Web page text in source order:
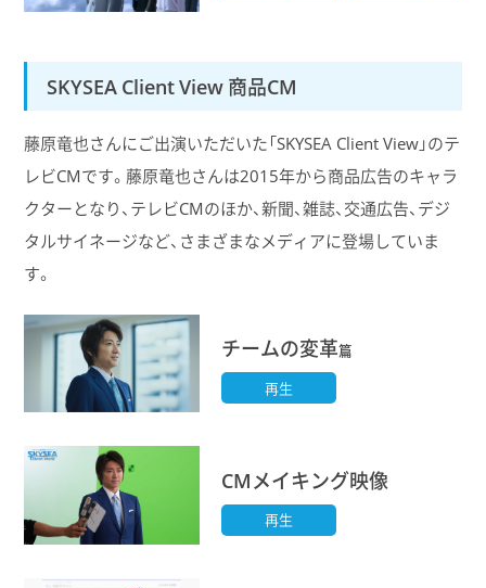
SKYSEA Client View 商品CM
藤原竜也さんにご出演いただいた「SKYSEA Client View」のテ
レビCMです。藤原竜也さんは2015年から商品広告のキャラ
クターとなり、テレビCMのほか、新聞、雑誌、交通広告、デジ
タルサイネージなど、さまざまなメディアに登場していま
す。
チームの変革篇
再生
CMメイキング映像
再生